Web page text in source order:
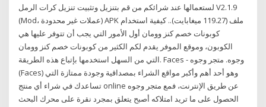
لستعمالها عند شرائكم من قم بتنزيل وتثبيت تنزيل كرات الرمل V2.1.9
(Mod، عملات غير محدودة) APK ملف (119.27 ميغابايت).. كيفية استخدام
كوبونات خصم كنز وومان أول الأمور التي يجب أن تتوفر عليها هي
الكوبون، وموقع الموفر يقدم لكم الكثير من كوبونات خصم كنز وومان
التي من السهل استخدمها بإتباع هذه الطريقة. Faces - وجوه. متجر وجوه
(Faces) وهو أحد أهم وأكبر مواقع الشراء بمصداقية وجودة ممتازة التي
تساعدك في شراء أي منتج online عن طريق الإنترنت، فمع متجر وجوه
الحصول على ما تريد امتلاكه أصبح يتعلق بمجرد نقرة على محرك البحث